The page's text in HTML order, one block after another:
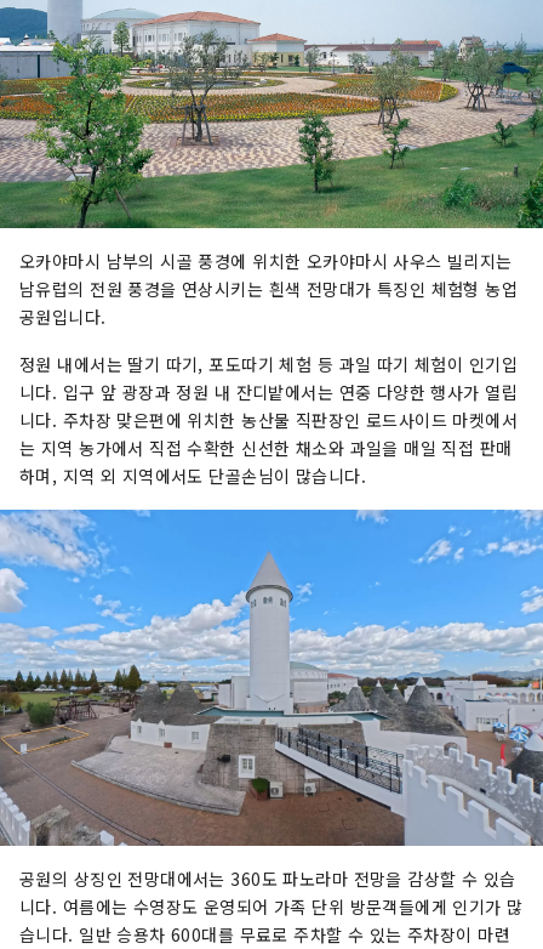
오카야마시 남부의 시골 풍경에 위치한 오카야마시 사우스 빌리지는
남유럽의 전원 풍경을 연상시키는 흰색 전망대가 특징인 체험형 농업
공원입니다.
정원 내에서는 딸기 따기, 포도따기 체험 등 과일 따기 체험이 인기입
니다. 입구 앞 광장과 정원 내 잔디밭에서는 연중 다양한 행사가 열립
니다. 주차장 맞은편에 위치한 농산물 직판장인 로드사이드 마켓에서
는 지역 농가에서 직접 수확한 신선한 채소와 과일을 매일 직접 판매
하며, 지역 외 지역에서도 단골손님이 많습니다.
공원의 상징인 전망대에서는 360도 파노라마 전망을 감상할 수 있습
니다. 여름에는 수영장도 운영되어 가족 단위 방문객들에게 인기가 많
습니다. 일반 승용차 600대를 무료로 주차할 수 있는 주차장이 마련